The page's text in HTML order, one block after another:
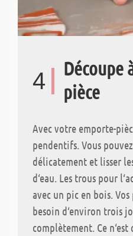
4
Découpe
pièce
Avec votre emporte-
pendentifs. Vous
délicatement et lisser
d‘eau. Les trous pour
avec un pic en bois.
besoin d‘environ trois
complètement. Ce n‘est